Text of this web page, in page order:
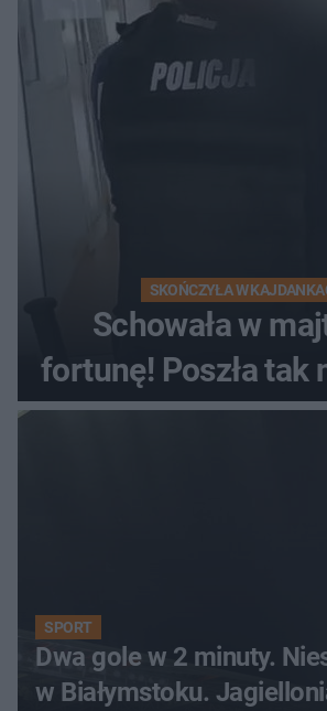
wyprzedzania
kierowca auta
SKOŃCZYŁA W
Schowała w
fortunę! Poszła tak
SPORT
Dwa gole w 2 minuty.
w Białymstoku.